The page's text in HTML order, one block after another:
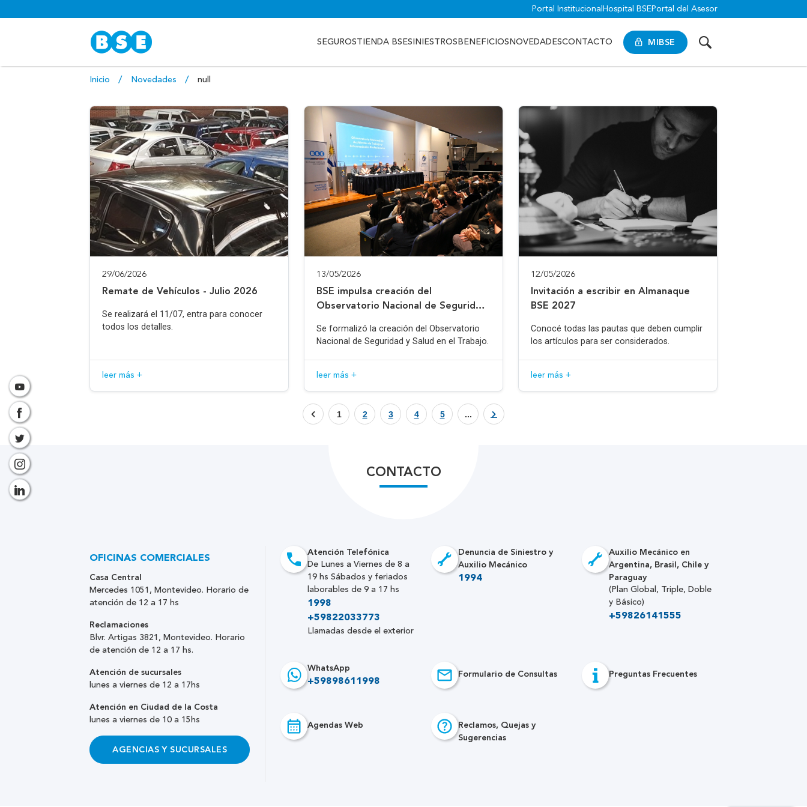
Portal Institucional Hospital BSE Portal del Asesor
MIBSE
SEGUROSTIENDA BSESINIESTROS BENEFICIOS NOVEDADESCONTACTO
Inicio Novedades null
29/06/2026
Remate de Vehículos - Julio 2026
Se realizará el 11/07, entra para conocer
todos los detalles.
leer más +
13/05/2026
BSE impulsa creación del
Observatorio Nacional de Seguridad
Se formalizó la creación del Observatorio
Nacional de Seguridad y Salud en el Trabajo.
leer más +
12/05/2026
Invitación a escribir en Almanaque
BSE 2027
Conocé todas las pautas que deben cumplir
los artículos para ser considerados.
leer más +
1 2 3 4 5 ...
CONTACTO
Atención Telefónica
De Lunes a Viernes de 8 a
19 hs Sábados y feriados
laborables de 9 a 17 hs
1998
+59822033773
Llamadas desde el exterior
Denuncia de Siniestro y
Auxilio Mecánico
1994
Auxilio Mecánico en
Argentina, Brasil, Chile y
Paraguay
(Plan Global, Triple, Doble
y Básico)
+59826141555
WhatsApp
+59898611998
Formulario de Consultas Preguntas Frecuentes
Agendas Web
Reclamos, Quejas y
Sugerencias
OFICINAS COMERCIALES
Casa Central
Mercedes 1051, Montevideo. Horario de
atención de 12 a 17 hs
Reclamaciones
Blvr. Artigas 3821, Montevideo. Horario
de atención de 12 a 17 hs.
Atención de sucursales
lunes a viernes de 12 a 17hs
Atención en Ciudad de la Costa
lunes a viernes de 10 a 15hs
AGENCIAS Y SUCURSALES